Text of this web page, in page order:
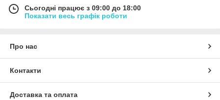
Сьогодні працює з 09:00 до 18:00
Показати весь графік роботи
Про нас
Контакти
Доставка та оплата